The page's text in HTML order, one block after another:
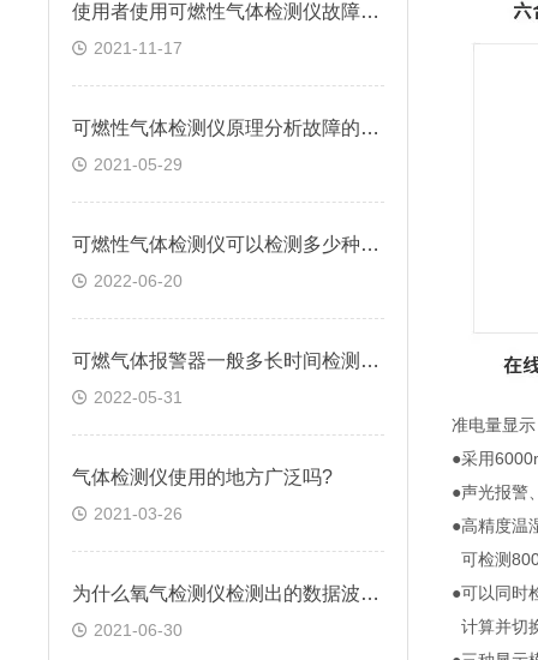
使用者使用可燃性气体检测仪故障分析及对策
2021-11-17
可燃性气体检测仪原理分析故障的产生
2021-05-29
可燃性气体检测仪可以检测多少种有害气体
2022-06-20
可燃气体报警器一般多长时间检测一次的
2022-05-31
气体检测仪使用的地方广泛吗?
2021-03-26
为什么氧气检测仪检测出的数据波动很大？
2021-06-30
准电量显
●采用
●声光报警
●高精度温
可检测
●可以同时
计算并切